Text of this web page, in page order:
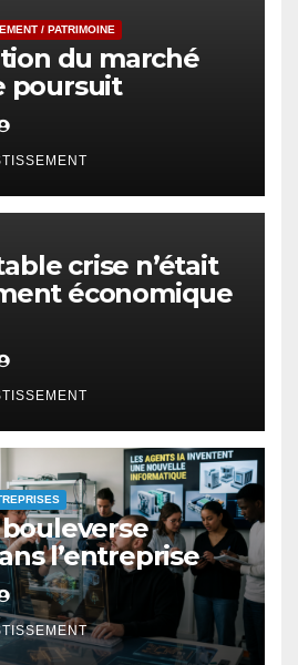
/ PATRIMOINE
du marché
poursuit
crise n’était
économique
bouleverse
l’entreprise